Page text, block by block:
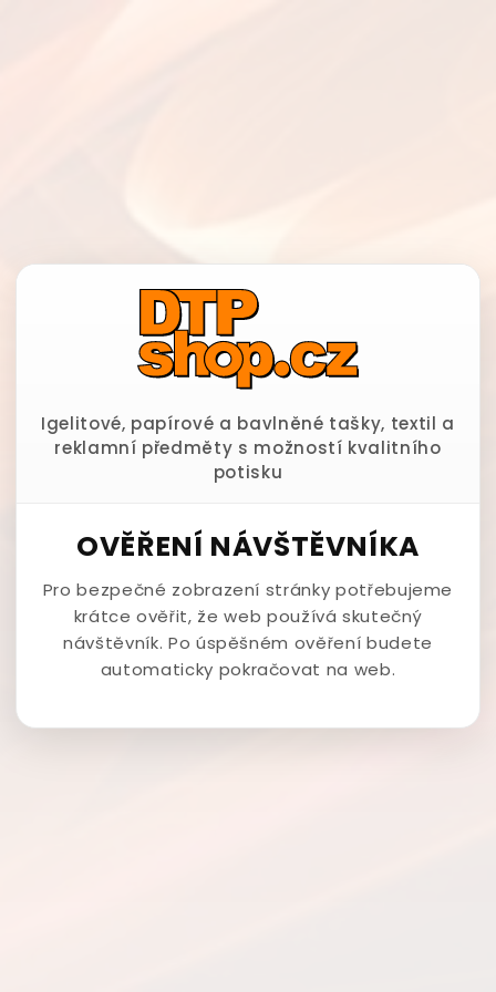
Igelitové, papírové a bavlněné tašky, textil a
reklamní předměty s možností kvalitního
potisku
OVĚŘENÍ NÁVŠTĚVNÍKA
Pro bezpečné zobrazení stránky potřebujeme
krátce ověřit, že web používá skutečný
návštěvník. Po úspěšném ověření budete
automaticky pokračovat na web.